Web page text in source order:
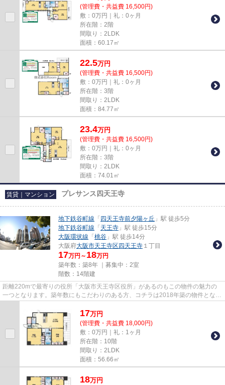
(管理費・共益費 16,500円)
敷：0万円｜礼：0ヶ月
所在階：2階
間取り：2LDK
面積：60.17㎡
22.5万円
(管理費・共益費 16,500円)
敷：0万円｜礼：0ヶ月
所在階：3階
間取り：2LDK
面積：84.77㎡
23.4万円
(管理費・共益費 16,500円)
敷：0万円｜礼：0ヶ月
所在階：3階
間取り：2LDK
面積：74.01㎡
賃貸｜マンション プレサンス四天王寺
地下鉄谷町線 「 四天王寺前夕陽ヶ丘 」駅 徒歩5分
地下鉄谷町線 「 天王寺 」駅 徒歩15分
大阪環状線 「 桃谷 」駅 徒歩14分
大阪府大阪市天王寺区 四天王寺 １丁目
17万円～ 18万円
築年数：築8年 ｜募集中： 2室
階数：14階建
距離220mで最寄りの役所「大阪市天王寺区役所」があるのもこの物件の魅力の
一つとなります。築年数にもこだわりのある方、コチラは2018年築の物件となり
17万円
(管理費・共益費 18,000円)
敷：0万円｜礼：1ヶ月
所在階：10階
間取り：2LDK
面積：56.66㎡
18万円